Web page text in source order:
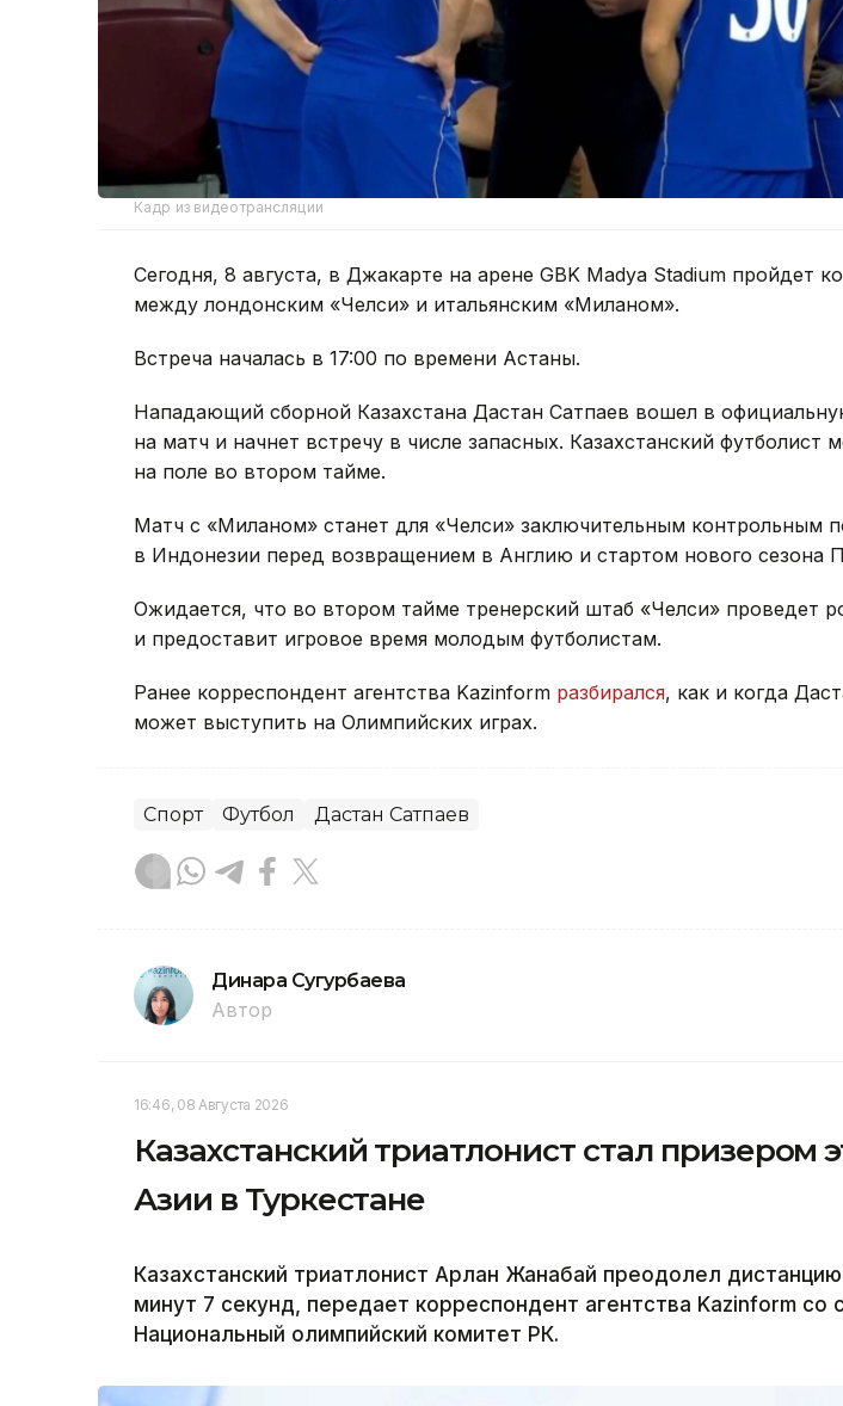
Кадр из видеотрансляции
Сегодня, 8 августа, в Джакарте на арене GBK Madya Stadium пройдет
между лондонским «Челси» и итальянским «Миланом».
Встреча началась в 17:00 по времени Астаны.
Нападающий сборной Казахстана Дастан Сатпаев вошел в
на матч и начнет встречу в числе запасных. Казахстанский футболист
на поле во втором тайме.
Матч с «Миланом» станет для «Челси» заключительным контрольным
в Индонезии перед возвращением в Англию и стартом нового сезона
Ожидается, что во втором тайме тренерский штаб «Челси» проведет
и предоставит игровое время молодым футболистам.
Ранее корреспондент агентства Kazinform разбирался, как и когда
может выступить на Олимпийских играх.
Спорт Футбол Дастан Сатпаев
Динара Сугурбаева
Автор
16:46, 08 Августа 2026
Казахстанский триатлонист стал призером
Азии в Туркестане
Казахстанский триатлонист Арлан Жанабай преодолел дистанцию
минут 7 секунд, передает корреспондент агентства Kazinform со
Национальный олимпийский комитет РК.